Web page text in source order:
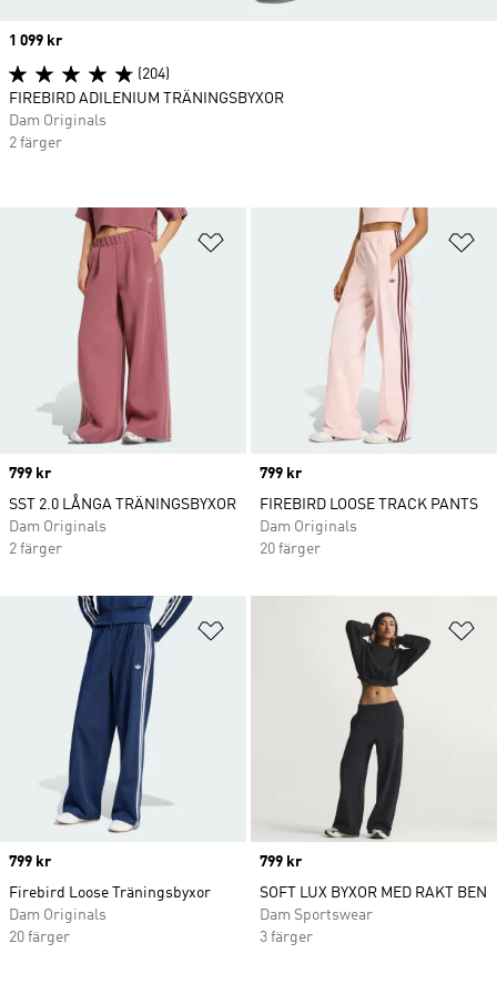
Lägg till på önskelistan
Price
799 kr
SST 2.0 LÅNGA TRÄNINGSBYXOR
Dam Originals
2 färger
Price
799 kr
FIREBIRD LOOSE TRACK PANTS
Dam Originals
20 färger
Lägg till på önskelistan
Price
799 kr
Firebird Loose Träningsbyxor
Dam Originals
20 färger
Price
799 kr
SOFT LUX BYXOR MED RAKT BEN
Dam Sportswear
3 färger
Price
1 099 kr
(204)
FIREBIRD ADILENIUM TRÄNINGSBYXOR
Dam Originals
2 färger